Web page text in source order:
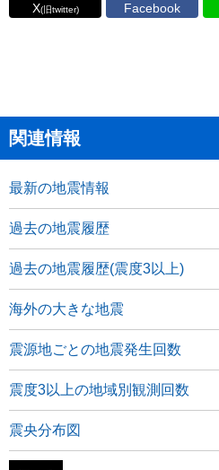
X(旧twitter) Facebook
関連情報
最新の地震情報
過去の地震履歴
過去の地震履歴(震度3以上)
海外の大きな地震
震源地ごとの地震発生回数
震度3以上の地域別観測回数
震央分布図